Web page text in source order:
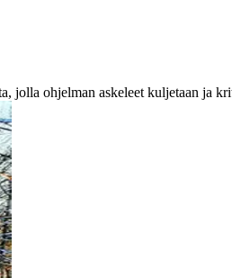
ohjelman askeleet kuljetaan ja